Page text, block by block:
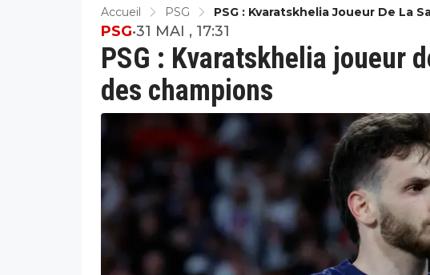
Accueil PSG PSG : Kvaratskhelia Joueur De La
PSG : Kvaratskhelia joueur
des champions
PSG•31 MAI , 17:31